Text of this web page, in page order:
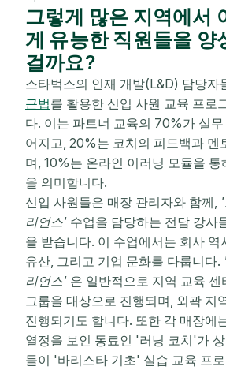
그렇게 많은 지역에서
게 유능한 직원들을 양
걸까요?
스타벅스의 인재 개발(L&D) 담당자
근법를 활용한 신입 사원 교육 프로
다. 이는 파트너 교육의 70%가 실
어지고, 20%는 코치의 피드백과 멘
며, 10%는 온라인 이러닝 모듈을 통
을 의미합니다.
신입 사원들은 매장 관리자와 함께,
리언스' 수업을 담당하는 전담 강사
을 받습니다. 이 수업에서는 회사 역
유산, 그리고 기업 문화를 다룹니다.
리언스' 은 일반적으로 지역 교육 센
그룹을 대상으로 진행되며, 외곽 지
진행되기도 합니다. 또한 각 매장에
열정을 보인 동료인 '러닝 코치'가
들이 '바리스타 기초' 실습 교육 프